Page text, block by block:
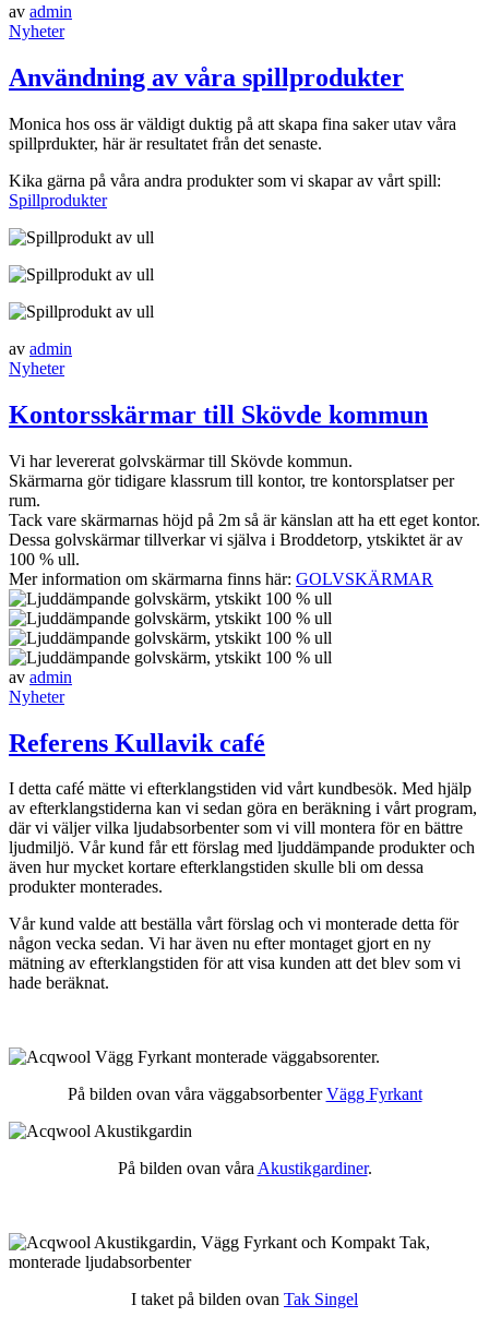
av admin
Nyheter
Användning av våra spillprodukter
Monica hos oss är väldigt duktig på att skapa fina saker utav våra
spillprdukter, här är resultatet från det senaste.
Kika gärna på våra andra produkter som vi skapar av vårt spill:
Spillprodukter
av admin
Nyheter
Kontorsskärmar till Skövde kommun
Vi har levererat golvskärmar till Skövde kommun.
Skärmarna gör tidigare klassrum till kontor, tre kontorsplatser per
rum.
Tack vare skärmarnas höjd på 2m så är känslan att ha ett eget kontor.
Dessa golvskärmar tillverkar vi själva i Broddetorp, ytskiktet är av
100 % ull.
Mer information om skärmarna finns här: GOLVSKÄRMAR
av admin
Nyheter
Referens Kullavik café
I detta café mätte vi efterklangstiden vid vårt kundbesök. Med hjälp
av efterklangstiderna kan vi sedan göra en beräkning i vårt program,
där vi väljer vilka ljudabsorbenter som vi vill montera för en bättre
ljudmiljö. Vår kund får ett förslag med ljuddämpande produkter och
även hur mycket kortare efterklangstiden skulle bli om dessa
produkter monterades.
Vår kund valde att beställa vårt förslag och vi monterade detta för
någon vecka sedan. Vi har även nu efter montaget gjort en ny
mätning av efterklangstiden för att visa kunden att det blev som vi
hade beräknat.
På bilden ovan våra väggabsorbenterVägg Fyrkant
På bilden ovan våraAkustikgardiner.
I taket på bilden ovan Tak Singel